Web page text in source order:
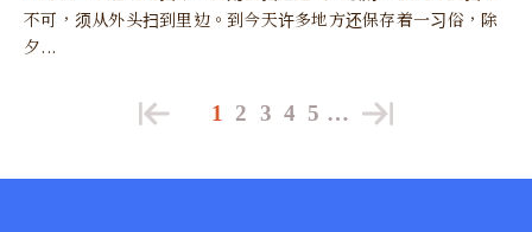
不可，须从外头扫到里边。到今天许多地方还保存着一习俗，除
夕...
1 2 3 4 5 …